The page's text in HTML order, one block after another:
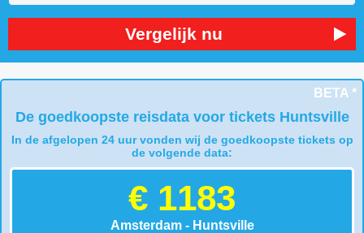
Vergelijk nu
BETA *
De goedkoopste reisdata voor tickets Huntsville
In de afgelopen 24 uur vonden wij de goedkoopste tickets op
de volgende data:
€ 1183
Amsterdam - Huntsville